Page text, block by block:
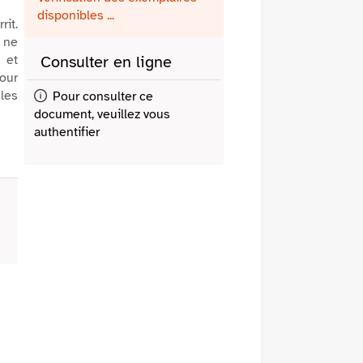
et
disponibles ...
Consulter en ligne
Pour consulter ce
document, veuillez vous
authentifier